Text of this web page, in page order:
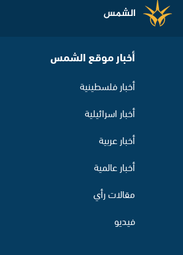
أخبار موقع الشمس
أخبار فلسطينية
أخبار اسرائيلية
أخبار عربية
أخبار عالمية
مقالات رأي
فيديو